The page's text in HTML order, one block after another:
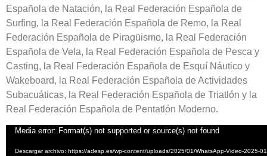
Española de Natación, la Real Federación Española de
Surfing, la Real Federación Española de Remo, la Real
Federación Española de Piragüismo, la Real Federación
Española de Vela, la Real Federación Española de Pesca y
Casting, la Real Federación Española de Esquí Náutico y
Wakeboard, la Real Federación Española de Actividades
Subacuáticas, la Real Federación Española de Triatlón y la
Real Federación Española de Pentatlón Moderno.
Reproductor
Media error: Format(s) not supported or source(s) not found
Descargar archivo: https://adesp.es/wp-content/uploads/2025/01/WhatsApp-Video-2025-